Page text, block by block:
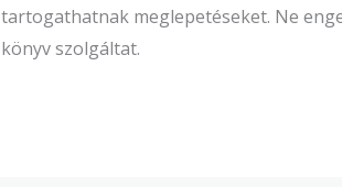
tartogathatnak meglepetéseket. Ne
könyv szolgáltat.